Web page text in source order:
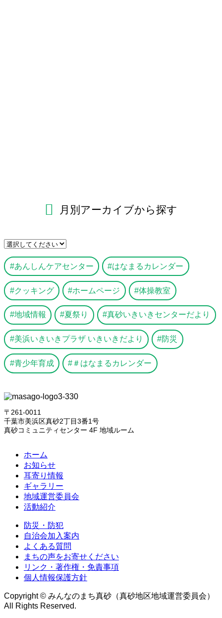
月別アーカイブから探す
あんしんケアセンター はなまるカレンダー
クッキング ホームページ 体操教室
地域情報 夏祭り 真砂いきいきセンターだより
美浜いきいきプラザ いきいきだより 防災
青少年育成 ＃はなまるカレンダー
〒261-0011
千葉市美浜区真砂2丁目3番1号
真砂コミュニティセンター 4F 地域ルーム
ホーム
お知らせ
耳寄り情報
ギャラリー
地域運営委員会
活動紹介
防災・防犯
自治会加入案内
よくある質問
まちの声をお寄せください
リンク・著作権・免責事項
個人情報保護方針
Copyright © みんなのまち真砂（真砂地区地域運営委員会）
All Rights Reserved.